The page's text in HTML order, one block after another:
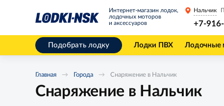
Интернет-магазин лодок,
лодочных моторов
и аксессуаров
Нальчик
+7-
Подобрать лодку Лодки ПВХ Лодочные
Главная Города Снаряжение в Нальчик
Снаряжение в Нальчик